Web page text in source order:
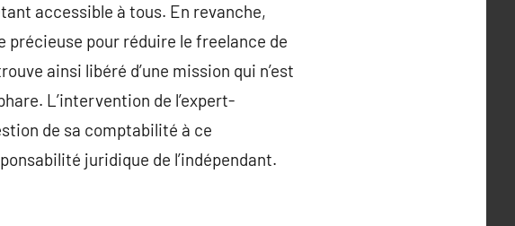
accessible à tous. En revanche,
précieuse pour réduire le freelance de
ainsi libéré d’une mission qui n’est
L’intervention de l’expert-
de sa comptabilité à ce
juridique de l’indépendant.